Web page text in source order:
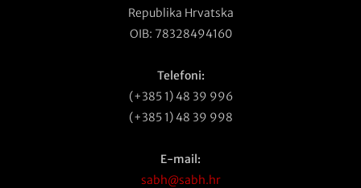
Republika Hrvatska
OIB: 78328494160
Telefoni:
(+385 1) 48 39 996
(+385 1) 48 39 998
E-mail:
sabh@sabh.hr